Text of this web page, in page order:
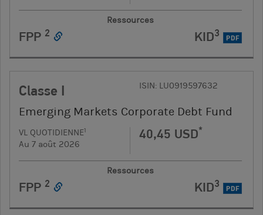
Ressources
FPP 2 KID3 PDF
Classe I ISIN: LU0919597632
Emerging Markets Corporate Debt Fund
VL QUOTIDIENNE1
Au 7 août 2026
40,45 USD*
Ressources
FPP 2 KID3 PDF